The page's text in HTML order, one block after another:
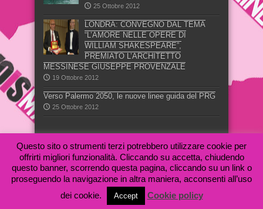
25 Ottobre 2012
LONDRA: CONVEGNO DAL TEMA
“L’AMORE NELLE OPERE DI
WILLIAM SHAKESPEARE”,
PREMIATO L’ARCHITETTO
MESSINESE GIUSEPPE PROVENZALE
19 Ottobre 2012
Verso Palermo 2050, le nuove linee guida del PRG
25 Ottobre 2012
VOIS Magazine è una testata giornalistica registrata al n.
28/2012 presso il Tribunale di Catania - Feditalimprese Sicilia -
Questo sito o strumenti terzi potrebbero utilizzare cookie per
offrirti migliori funzionalità. Cliccando su accetta, chiudendo
questo banner, scorrendo questa pagina, cliccando su un link o
proseguendo la navigazione in altra maniera, acconsenti all’uso
dei cookie.
Accept Cookie policy